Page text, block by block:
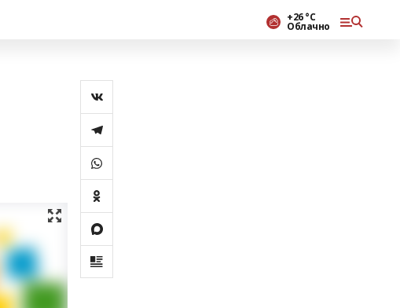
+26 °С
Облачно